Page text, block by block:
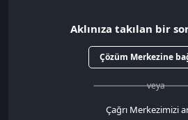
Aklınıza takılan bir
Çözüm Merkezine
veya
Çağrı Merkezimizi